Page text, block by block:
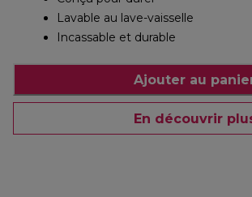
Lavable au lave-vaisselle
Incassable et durable
Ajouter au
En découvrir